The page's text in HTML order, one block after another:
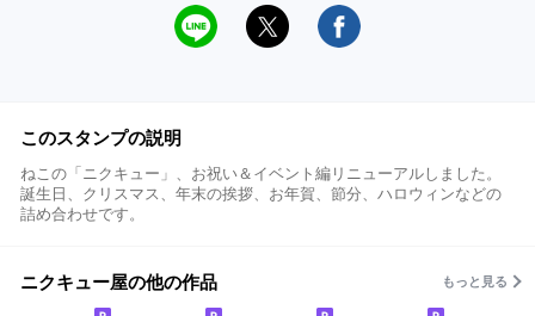
このスタンプの説明
ねこの「ニクキュー」、お祝い＆イベント編リニューアルしました。
誕生日、クリスマス、年末の挨拶、お年賀、節分、ハロウィンなどの
詰め合わせです。
ニクキュー屋の他の作品 もっと見る